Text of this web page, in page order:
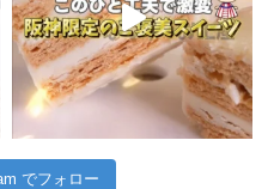
でフォロー